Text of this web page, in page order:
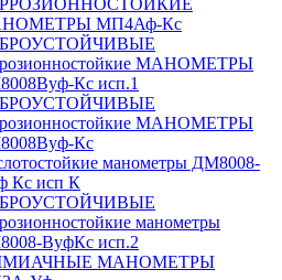
МП4Аф-Кс
МАНОМЕТРЫ
Кс исп.1
МАНОМЕТРЫ
Кс
манометры ДМ8008-
Кс исп К
манометры
ВуфКс исп.2
МАНОМЕТРЫ